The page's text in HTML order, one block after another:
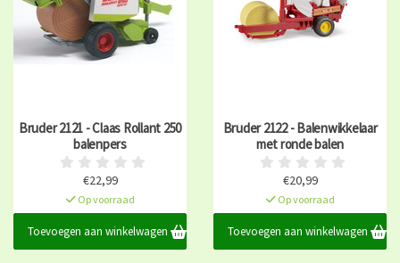
Bruder 2121 - Claas Rollant 250
balenpers
€22,99
Op voorraad
Toevoegen aan winkelwagen
Bruder 2122 - Balenwikkelaar
met ronde balen
€20,99
Op voorraad
Toevoegen aan winkelwagen